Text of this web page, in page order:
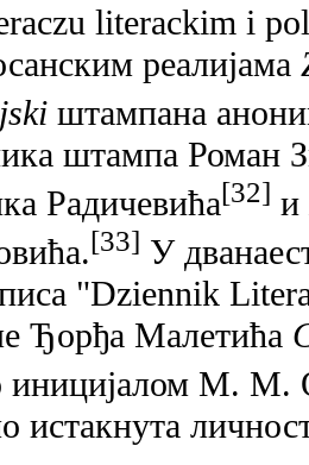
literackim i
реалијама
штампана
штампа Роман
Радичевића[32] и
[33] У
"Dziennik
Ђорђа Малетића
иницијалом М. М.
истакнута